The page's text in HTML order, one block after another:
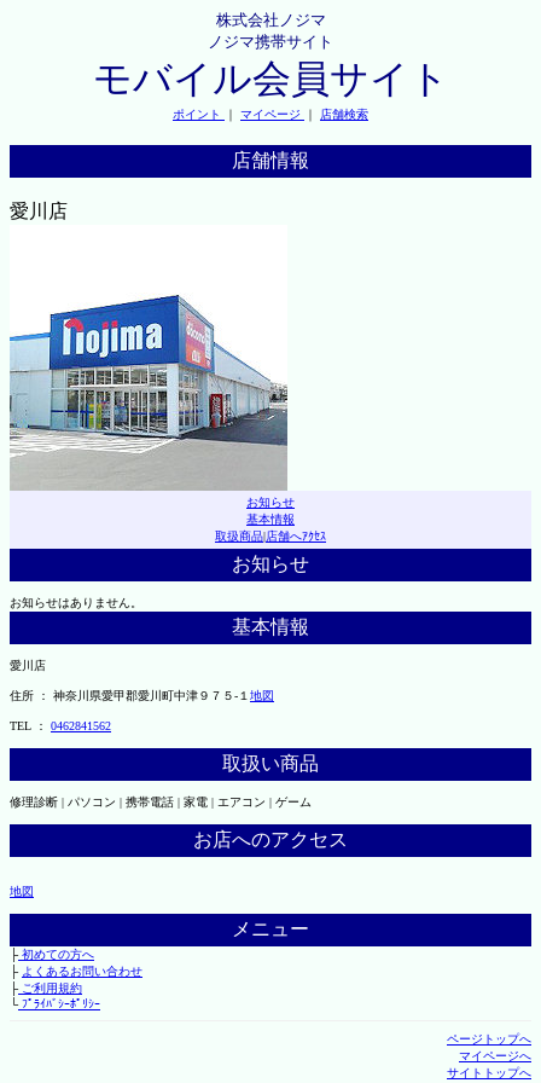
株式会社ノジマ
ノジマ携帯サイト
モバイル会員サイト
ポイント ｜ マイページ ｜ 店舗検索
店舗情報
愛川店
お知らせ
基本情報
取扱商品|店舗へｱｸｾｽ
お知らせ
お知らせはありません。
基本情報
愛川店
住所 ： 神奈川県愛甲郡愛川町中津９７５-１ 地図
TEL ： 0462841562
取扱い商品
修理診断 | パソコン | 携帯電話 | 家電 | エアコン | ゲーム
お店へのアクセス
地図
メニュー
├初めての方へ
├ よくあるお問い合わせ
├ご利用規約
└ﾌﾟﾗｲﾊﾞｼｰﾎﾟﾘｼｰ
ページトップへ
マイページへ
サイトトップへ